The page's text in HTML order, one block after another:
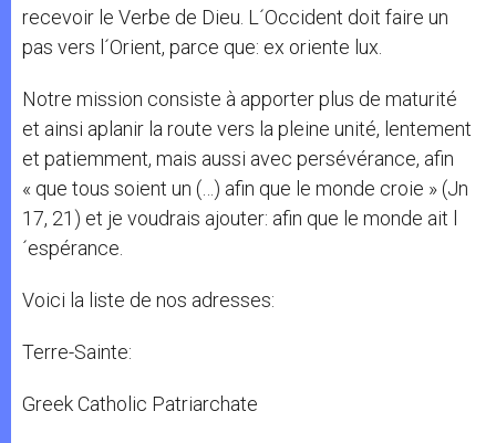
recevoir le Verbe de Dieu. L´Occident doit faire un
pas vers l´Orient, parce que: ex oriente lux.
Notre mission consiste à apporter plus de maturité
et ainsi aplanir la route vers la pleine unité, lentement
et patiemment, mais aussi avec persévérance, afin
« que tous soient un (…) afin que le monde croie » (Jn
17, 21) et je voudrais ajouter: afin que le monde ait l
´espérance.
Voici la liste de nos adresses:
Terre-Sainte:
Greek Catholic Patriarchate